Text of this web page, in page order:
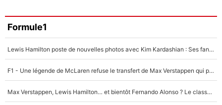
Formule1
Lewis Hamilton poste de nouvelles photos avec Kim Kardashian : Ses fans le voient déjà redevenir champion du monde de F1 grâce à elle !
F1 - Une légende de McLaren refuse le transfert de Max Verstappen qui pourrait «faire des vagues» et plomber l'ambiance dans l'équipe
Max Verstappen, Lewis Hamilton… et bientôt Fernando Alonso ? Le classement des pilotes les mieux payés en Formule 1 risque de changer !